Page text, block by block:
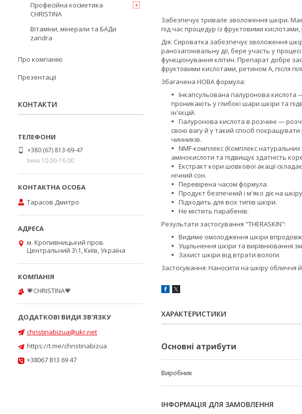
Забезпечує тривале зволоження шкіри.
під час процедур із фруктовими кислотами,
Дія: Сироватка забезпечує зволоження
ранозагоювальну дії, бере участь у
функціонування клітин. Препарат добре
фруктовими кислотами, ретином A, після
Збагачена НОВА формула:
Інкапсульована гіалуронова
проникають у глибокі шари шкіри та
ін'єкцій.
Гіалуронова кислота в розчині —
свою вагу й у такий спосіб покращувати
чинників.
NMF-комплекс (Комплекс натуральних
амінокислоти та підвищує здатність
Екстракт кори шовкової акації
нічний сон.
Перевірена часом формула.
Продукт безпечний і м'яко діє на
Підходить для всіх типів шкіри.
Не містить парабенів.
Результати застосування "THERASKIN":
Видиме омолодження шкіри
Ущільнення шкіри та вирівнювання
Захист шкіри від втрати вологи.
Застосування: Наносити на шкіру обличчя
ХАРАКТЕРИСТИКИ
Основні атрибути
Виробник
ІНФОРМАЦІЯ ДЛЯ ЗАМОВЛЕННЯ
Професійна косметика
CHRISTINA
Вітаміни, мінерали та БАДи
zandra
Про компанію
Презентаціі
КОНТАКТИ
+380 (67) 813-69-47
Інна 10.00-16.00
Тарасов Дмитро
м. Кропивницький пров.
Центральний 3\1, Київ, Україна
💗CHRISTINA💗
christinabizua@ukr.net
https://t.me/christinabizua
+38067 813 69 47